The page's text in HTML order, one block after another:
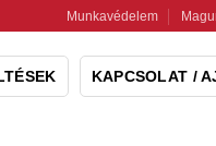
Munkavédelem
KAPCSOLAT /